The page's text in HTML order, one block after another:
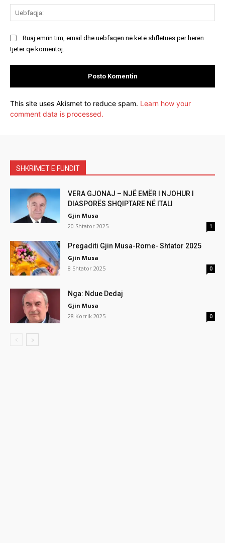
Ruaj emrin tim, email dhe uebfaqen në këtë shfletues për herën
tjetër që komentoj.
This site uses Akismet to reduce spam. Learn how your
comment data is processed.
SHKRIMET E FUNDIT
VERA GJONAJ – NJË EMËR I NJOHUR I
DIASPORËS SHQIPTARE NË ITALI
Gjin Musa
20 Shtator 2025
1
Pregaditi Gjin Musa-Rome- Shtator 2025
Gjin Musa
8 Shtator 2025
0
Nga: Ndue Dedaj
Gjin Musa
28 Korrik 2025
0